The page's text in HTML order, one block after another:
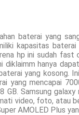
baterai yang
kapasitas baterai
hp ini sudah fast
diklaimm hanya
yang kosong.
yang mencapai
GB. Samsung
video, foto, atau
AMOLED Plus